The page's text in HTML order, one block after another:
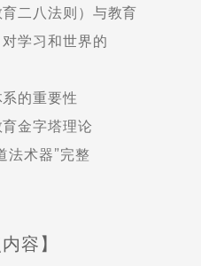
二八法则）与教育
学习和世界的
的重要性
金字塔理论
法术器”完整
容】